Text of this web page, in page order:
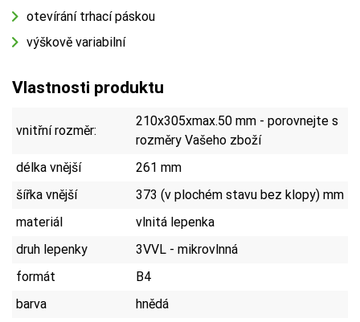
otevírání trhací páskou
výškově variabilní
Vlastnosti produktu
vnitřní rozměr:
210x305xmax.50 mm - porovnejte s
rozměry Vašeho zboží
délka vnější
261 mm
šířka vnější
373 (v plochém stavu bez klopy) mm
materiál
vlnitá lepenka
druh lepenky
3VVL - mikrovlnná
formát
B4
barva
hnědá